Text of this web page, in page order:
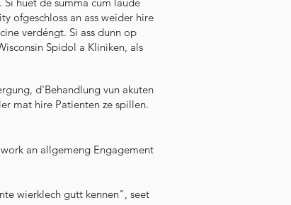
ofgeschloss an ass weider hire
verdéngt. Si ass dunn op
Spidol a Kliniken, als
d'Behandlung vun akuten
mat hire Patienten ze spillen.
an allgemeng Engagement
wierklech gutt kennen", seet